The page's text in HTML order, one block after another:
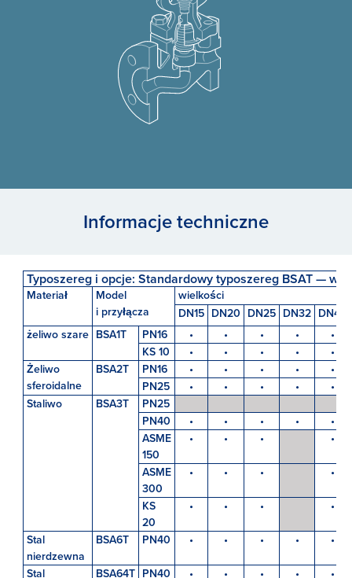
Informacje techniczne
Typoszereg i opcje: Standardowy typoszereg BSAT —
Materiał
Model
i przyłącza
wielkości
DN15 DN20 DN25 DN32 DN40
żeliwo szare BSA1T PN16 • • • •
•
KS 10
• • • •
•
Żeliwo
sferoidalne
BSA2T PN16 • • • •
•
PN25
• • • •
•
Staliwo
BSA3T
PN25
PN40
• • • •
•
ASME
150
• • • •
ASME
300
• • • •
KS
20
• • • •
Stal
nierdzewna
BSA6T PN40 • • • • •
Stal
BSA64T PN40 • • • • •